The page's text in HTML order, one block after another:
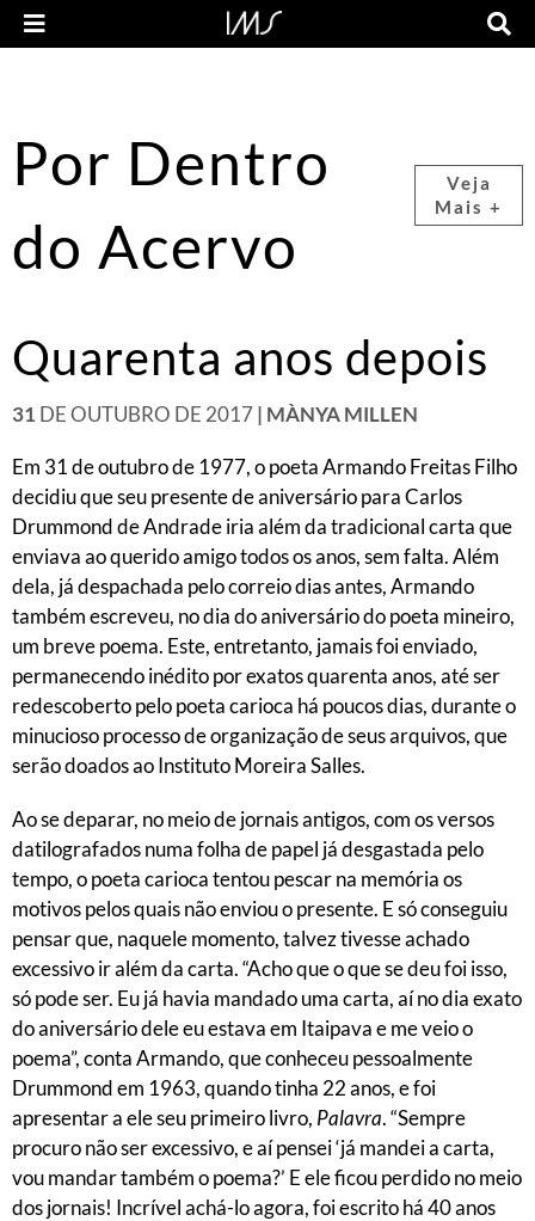
Por Dentro
do Acervo
Veja
Mais +
Quarenta anos depois
31 DE OUTUBRO DE 2017| MÀNYA MILLEN
Em 31 de outubro de 1977, o poeta Armando Freitas Filho
decidiu que seu presente de aniversário para Carlos
Drummond de Andrade iria além da tradicional carta que
enviava ao querido amigo todos os anos, sem falta. Além
dela, já despachada pelo correio dias antes, Armando
também escreveu, no dia do aniversário do poeta mineiro,
um breve poema. Este, entretanto, jamais foi enviado,
permanecendo inédito por exatos quarenta anos, até ser
redescoberto pelo poeta carioca há poucos dias, durante o
minucioso processo de organização de seus arquivos, que
serão doados ao Instituto Moreira Salles.
Ao se deparar, no meio de jornais antigos, com os versos
datilografados numa folha de papel já desgastada pelo
tempo, o poeta carioca tentou pescar na memória os
motivos pelos quais não enviou o presente. E só conseguiu
pensar que, naquele momento, talvez tivesse achado
excessivo ir além da carta. “Acho que o que se deu foi isso,
só pode ser. Eu já havia mandado uma carta, aí no dia exato
do aniversário dele eu estava em Itaipava e me veio o
poema”, conta Armando, que conheceu pessoalmente
Drummond em 1963, quando tinha 22 anos, e foi
apresentar a ele seu primeiro livro, Palavra. “Sempre
procuro não ser excessivo, e aí pensei ‘já mandei a carta,
vou mandar também o poema?’ E ele ficou perdido no meio
dos jornais! Incrível achá-lo agora, foi escrito há 40 anos